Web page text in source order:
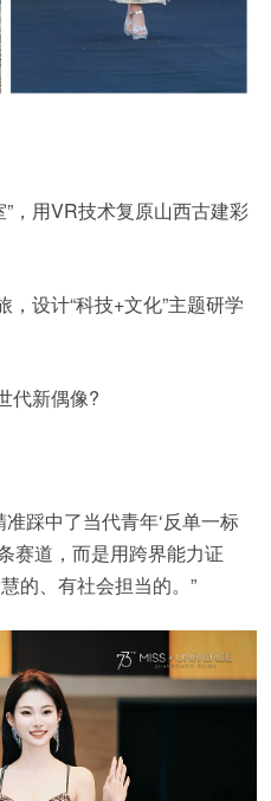
，用VR技术复原山西古建彩
，设计“科技+文化”主题研学
代新偶像?
踩中了当代青年‘反单一标
赛道，而是用跨界能力证
的、有社会担当的。”